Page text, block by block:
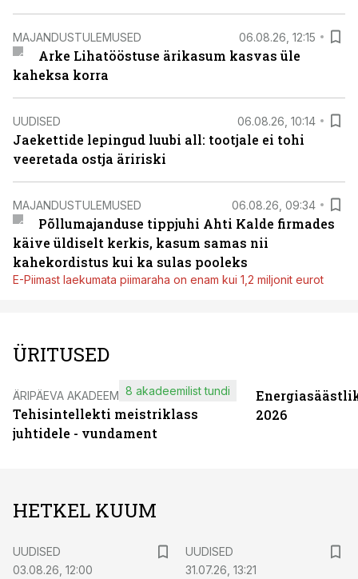
MAJANDUSTULEMUSED 06.08.26, 12:15
Arke Lihatööstuse ärikasum kasvas üle
kaheksa korra
UUDISED 06.08.26, 10:14
Jaekettide lepingud luubi all: tootjale ei tohi
veeretada ostja äririski
MAJANDUSTULEMUSED 06.08.26, 09:34
Põllumajanduse tippjuhi Ahti Kalde firmades
käive üldiselt kerkis, kasum samas nii
kahekordistus kui ka sulas pooleks
E-Piimast laekumata piimaraha on enam kui 1,2 miljonit eurot
ÜRITUSED
ÄRIPÄEVA AKADEEMIA
Tehisintellekti meistriklass
juhtidele - vundament
8 akadeemilist tundi
2026
HETKEL KUUM
UUDISED
03.08.26, 12:00
UUDISED
31.07.26, 13:21